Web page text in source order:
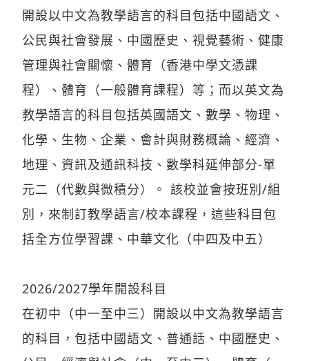
開設以中文為教學語言的科目包括中國語文、
公民與社會發展、中國歷史、視覺藝術、健康
管理與社會關懷、體育（香港中學文憑課
程）、體育（一般體育課程）等；而以英文為
教學語言的科目包括英國語文、數學、物理、
化學、生物、企業、會計與財務概論、經濟、
地理、資訊及通訊科技、數學科延伸部分-單
元二（代數與微積分）。 該校並會按班別/組
別，來制訂教學語言/校本課程，這些科目包
括全方位學習課、中華文化（中四及中五）
2026/2027學年開設科目
在初中（中一至中三）開設以中文為教學語言
的科目，包括中國語文、普通話、中國歷史、